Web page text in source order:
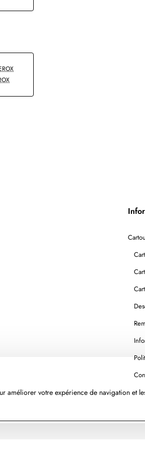
votre expérience de navigation et